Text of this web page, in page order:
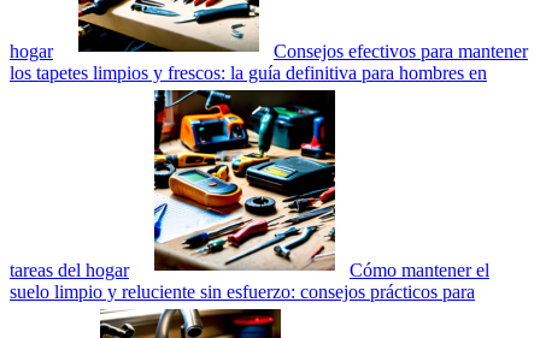
hogar
Consejos efectivos para mantener
los tapetes limpios y frescos: la guía definitiva para hombres en
tareas del hogar
Cómo mantener el
suelo limpio y reluciente sin esfuerzo: consejos prácticos para